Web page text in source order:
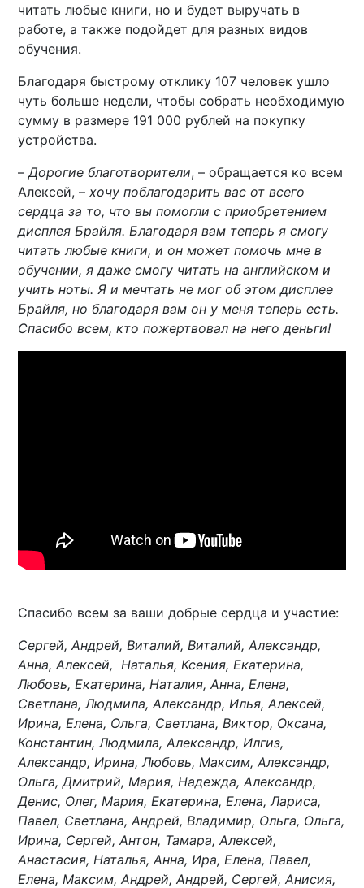
читать любые книги, но и будет выручать в
работе, а также подойдет для разных видов
обучения.
Благодаря быстрому отклику 107 человек ушло
чуть больше недели, чтобы собрать необходимую
сумму в размере 191 000 рублей на покупку
устройства.
–Дорогие благотворители, – обращается ко всем
Алексей, –хочу поблагодарить вас от всего
сердца за то, что вы помогли с приобретением
дисплея Брайля. Благодаря вам теперь я смогу
читать любые книги, и он может помочь мне в
обучении, я даже смогу читать на английском и
учить ноты. Я и мечтать не мог об этом дисплее
Брайля, но благодаря вам он у меня теперь есть.
Спасибо всем, кто пожертвовал на него деньги!
Спасибо всем за ваши добрые сердца и участие:
Сергей, Андрей, Виталий, Виталий, Александр,
Анна, Алексей, Наталья, Ксения, Екатерина,
Любовь, Екатерина, Наталия, Анна, Елена,
Светлана, Людмила, Александр, Илья, Алексей,
Ирина, Елена, Ольга, Светлана, Виктор, Оксана,
Константин, Людмила, Александр, Илгиз,
Александр, Ирина, Любовь, Максим, Александр,
Ольга, Дмитрий, Мария, Надежда, Александр,
Денис, Олег, Мария, Екатерина, Елена, Лариса,
Павел, Светлана, Андрей, Владимир, Ольга, Ольга,
Ирина, Сергей, Антон, Тамара, Алексей,
Анастасия, Наталья, Анна, Ира, Елена, Павел,
Елена, Максим, Андрей, Андрей, Сергей, Анисия,